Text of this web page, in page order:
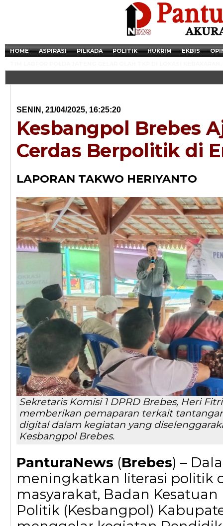
HOME ASPIRASI PILKADA POLITIK HUKRIM EKBIS
Razia Transaksi
SENIN, 21/04/2025, 16:25:20
Kesbangpol Brebes
Cerdas Berpolitik di
LAPORAN TAKWO HERIYANTO
Sekretaris Komisi 1 DPRD Brebes, Heri
memberikan pemaparan terkait
digital dalam kegiatan yang
Kesbangpol Brebes.
PanturaNews (Brebes) –
meningkatkan literasi politik
masyarakat, Badan
Politik (Kesbangpol)